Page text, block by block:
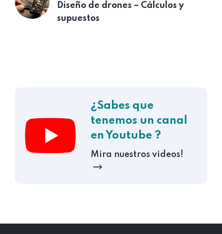
Diseño de drones – Cálculos y
supuestos
¿Sabes que
tenemos un canal
en Youtube ?
Mira nuestros videos!